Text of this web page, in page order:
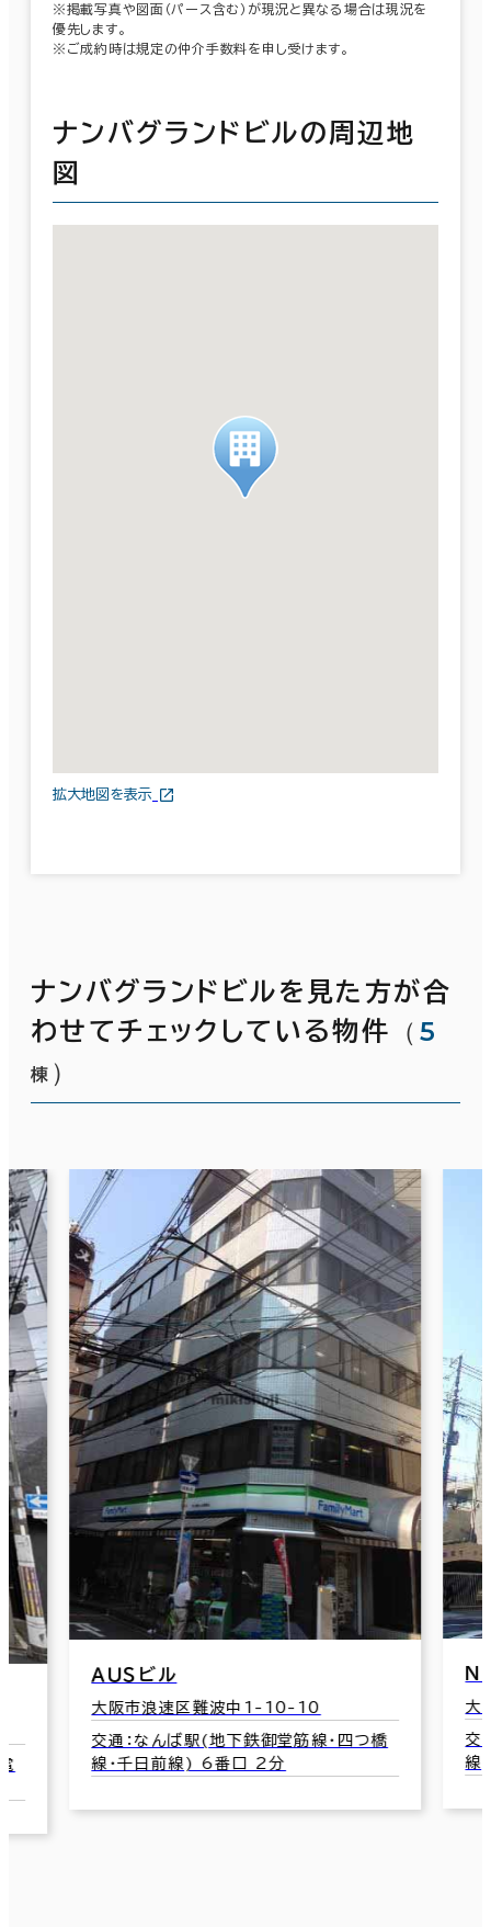
※掲載写真や図面（パース含む）が現況と異なる場合は現況を
優先します。
※ご成約時は規定の仲介手数料を申し受けます。
ナンバグランドビルの周辺地
図
拡大地図を表示
ナンバグランドビルを見た方が合
わせてチェックしている物件
（ 5
棟 ）
ＮＩＣビル（ニックビル）
大阪市浪速区大国1-2-21
交通：大国町駅(地下鉄御堂筋線･四つ橋
線) 5番口 2分
尼
交
線